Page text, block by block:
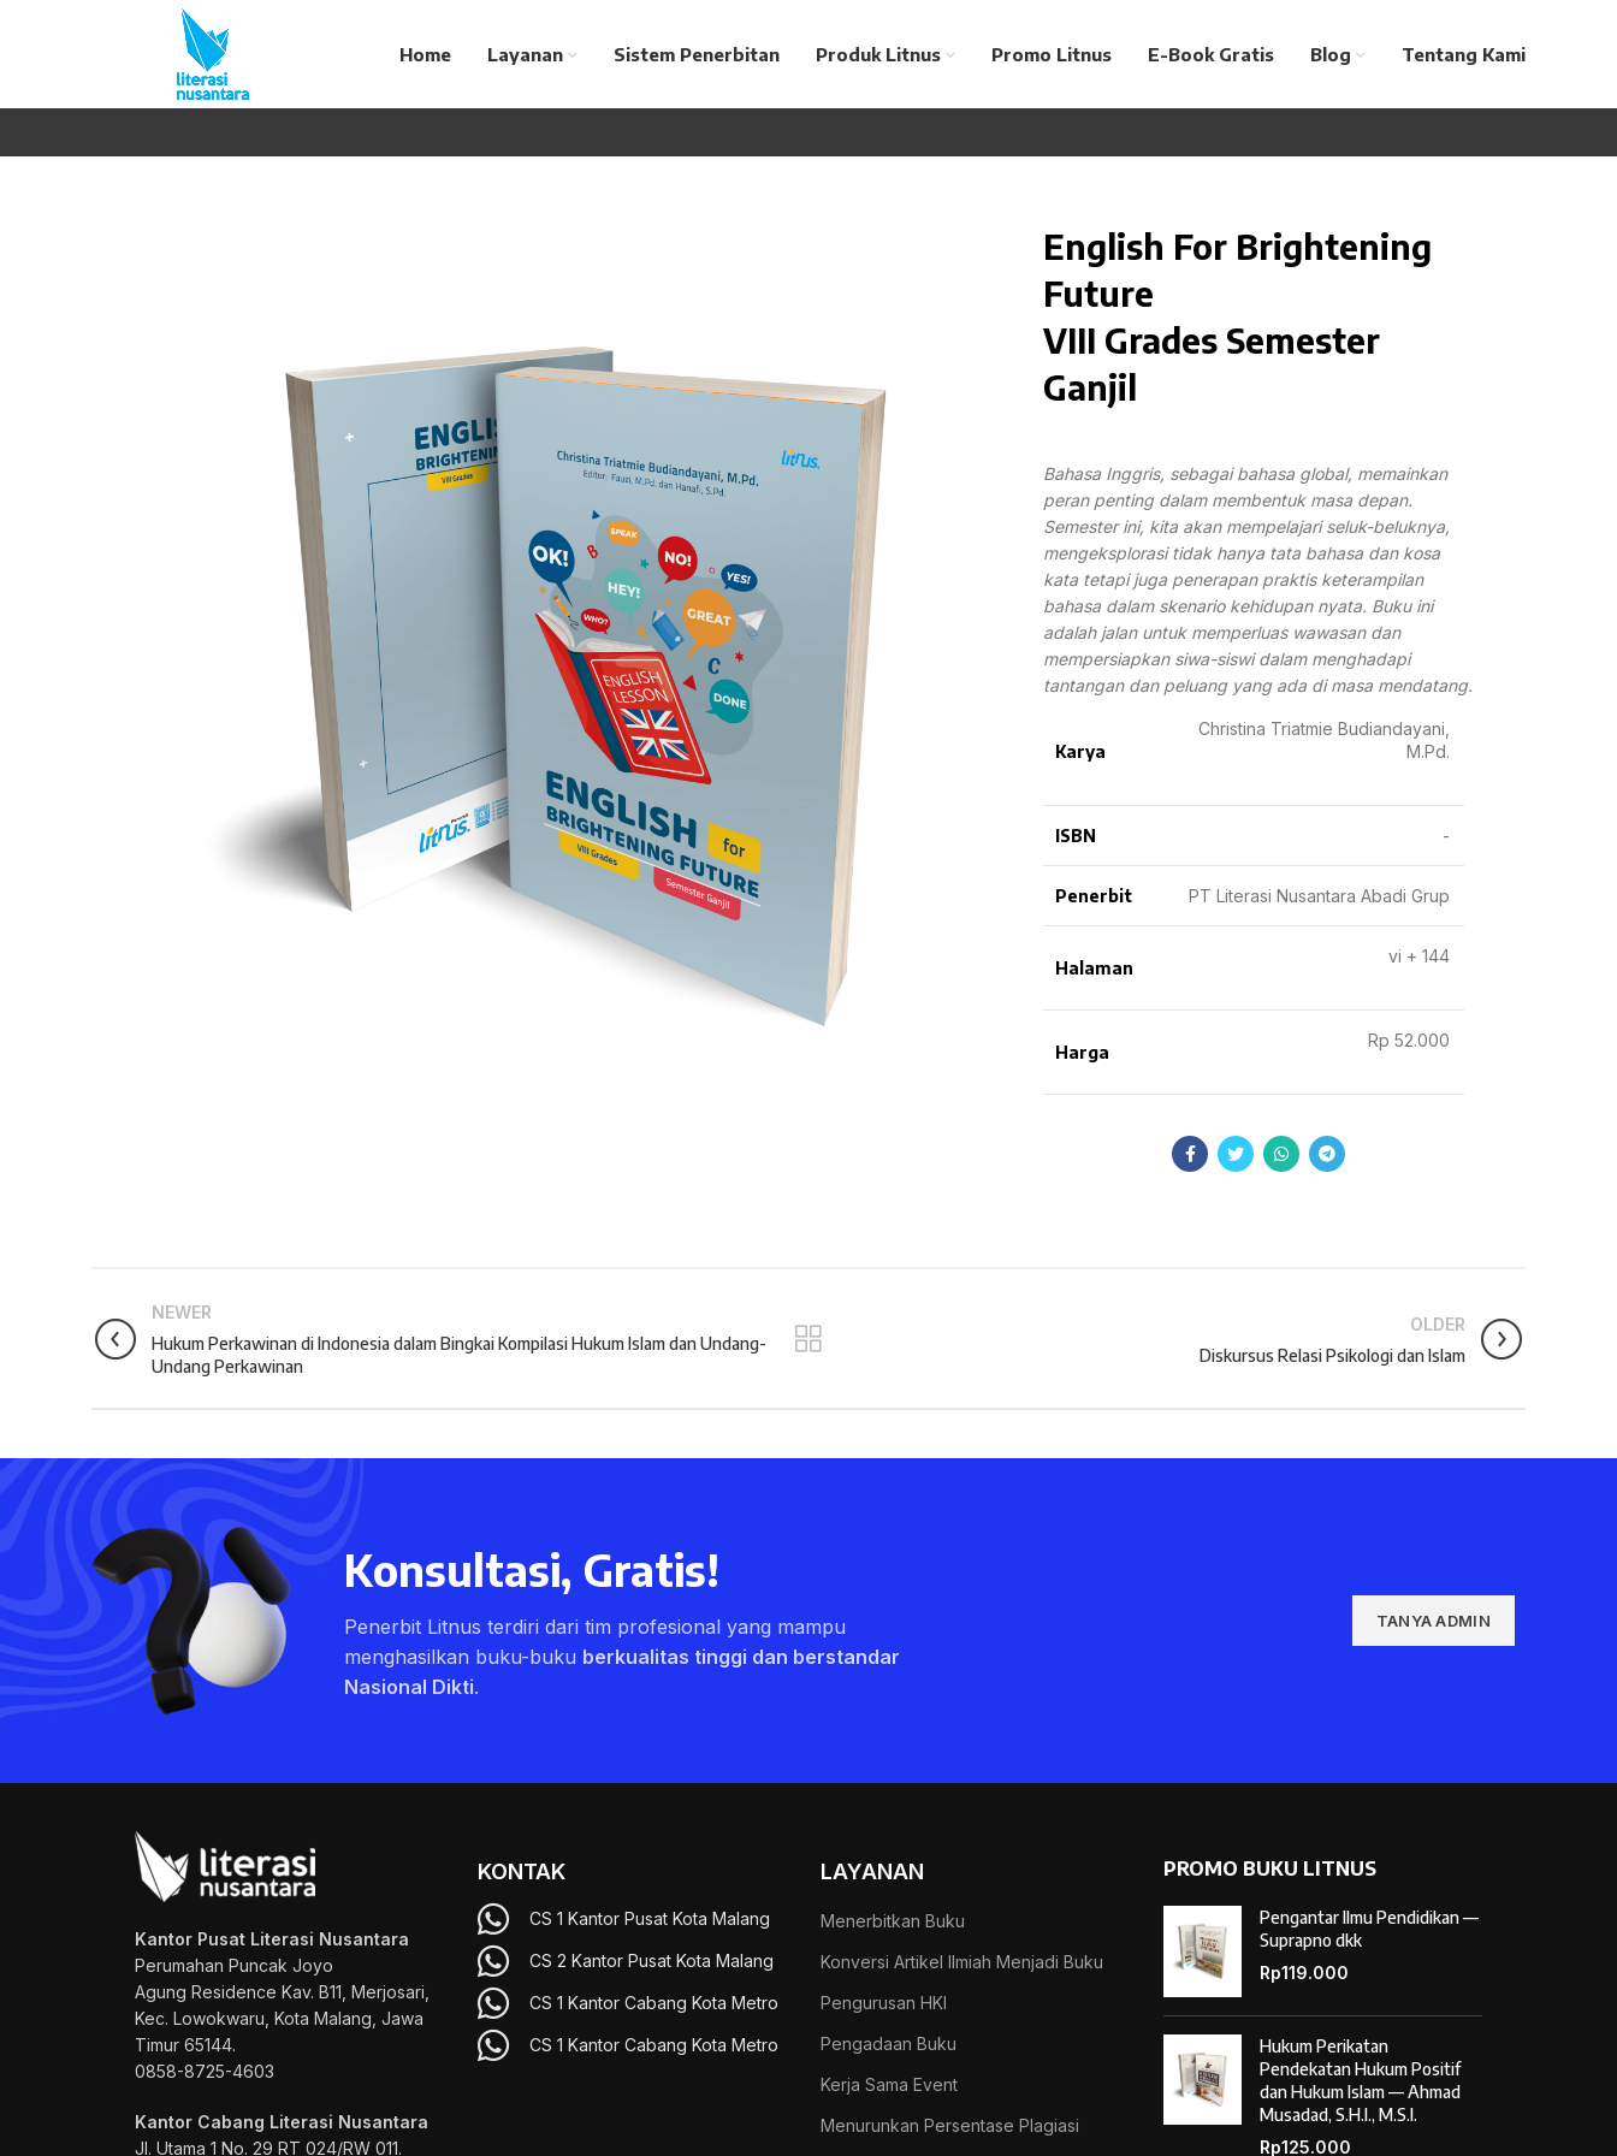
Home Layanan Sistem Penerbitan Produk Litnus Promo Litnus E-Book Gratis Blog Tentang Kami
English For Brightening
Future
VIII Grades Semester
Ganjil
Bahasa Inggris, sebagai bahasa global, memainkan
peran penting dalam membentuk masa depan.
Semester ini, kita akan mempelajari seluk-beluknya,
mengeksplorasi tidak hanya tata bahasa dan kosa
kata tetapi juga penerapan praktis keterampilan
bahasa dalam skenario kehidupan nyata. Buku ini
adalah jalan untuk memperluas wawasan dan
mempersiapkan siwa-siswi dalam menghadapi
tantangan dan peluang yang ada di masa mendatang.
Karya
Christina Triatmie Budiandayani,
M.Pd.
ISBN -
Penerbit PT Literasi Nusantara Abadi Grup
Halaman
vi + 144
Harga
Rp 52.000
NEWER
Hukum Perkawinan di Indonesia dalam Bingkai Kompilasi Hukum Islam dan Undang-
Undang Perkawinan
OLDER
Diskursus Relasi Psikologi dan Islam
Konsultasi, Gratis!
Penerbit Litnus terdiri dari tim profesional yang mampu
menghasilkan buku-buku berkualitas tinggi dan berstandar
Nasional Dikti.
TANYA ADMIN
Kantor Pusat Literasi Nusantara
Perumahan Puncak Joyo
Agung Residence Kav. B11, Merjosari,
Kec. Lowokwaru, Kota Malang, Jawa
Timur 65144.
0858-8725-4603
Kantor Cabang Literasi Nusantara
Jl. Utama 1 No. 29 RT 024/RW 011.
KONTAK
CS 1 Kantor Pusat Kota Malang
CS 2 Kantor Pusat Kota Malang
CS 1 Kantor Cabang Kota Metro
CS 1 Kantor Cabang Kota Metro
LAYANAN
Menerbitkan Buku
Konversi Artikel Ilmiah Menjadi Buku
Pengurusan HKI
Pengadaan Buku
Kerja Sama Event
Menurunkan Persentase Plagiasi
PROMO BUKU LITNUS
Pengantar Ilmu Pendidikan —
Suprapno dkk
Rp119.000
Hukum Perikatan
Pendekatan Hukum Positif
dan Hukum Islam — Ahmad
Musadad, S.H.I., M.S.I.
Rp125.000